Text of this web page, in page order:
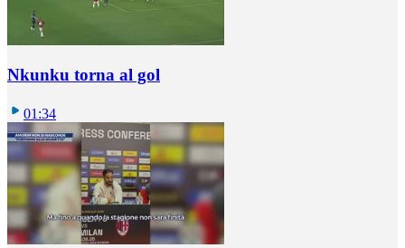
Nkunku torna al gol
01:34